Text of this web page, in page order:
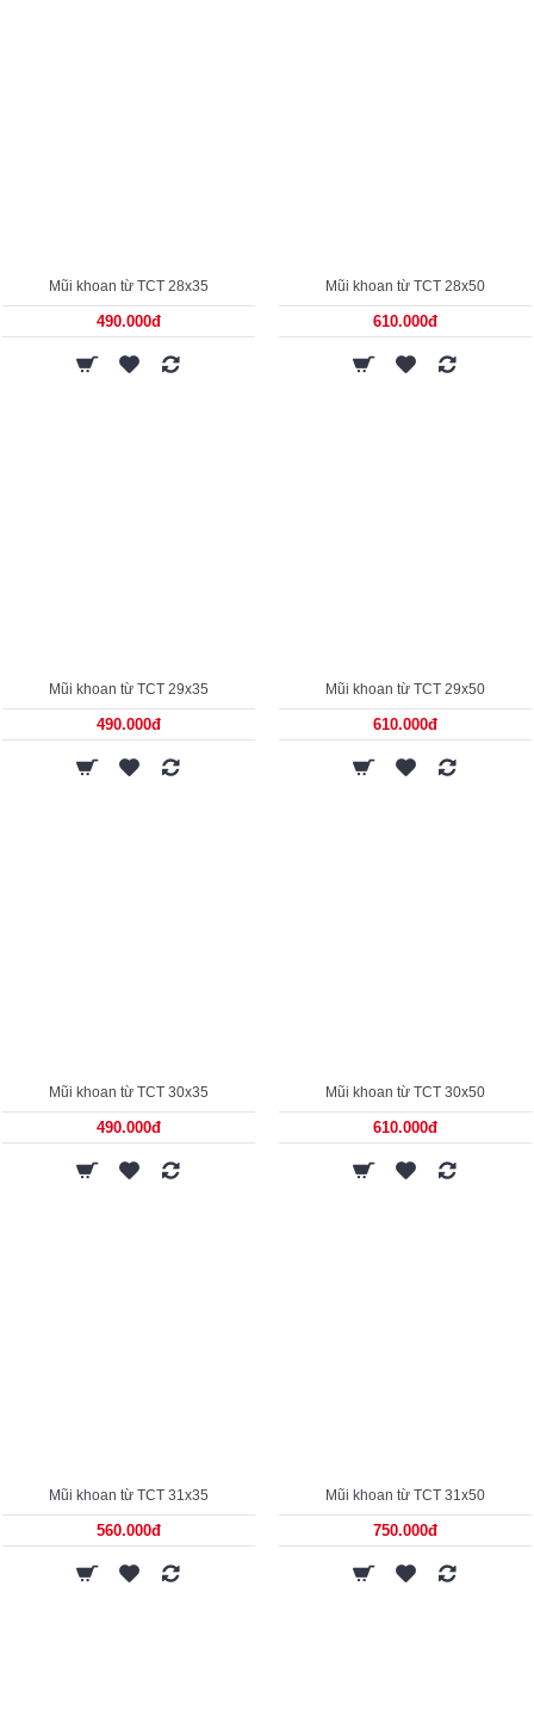
Mũi khoan từ TCT 28x35
490.000đ
Mũi khoan từ TCT 28x50
610.000đ
Mũi khoan từ TCT 29x35
490.000đ
Mũi khoan từ TCT 29x50
610.000đ
Mũi khoan từ TCT 30x35
490.000đ
Mũi khoan từ TCT 30x50
610.000đ
Mũi khoan từ TCT 31x35
560.000đ
Mũi khoan từ TCT 31x50
750.000đ